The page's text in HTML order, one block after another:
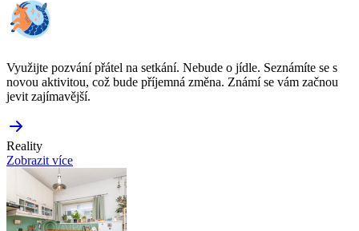
Využijte pozvání přátel na setkání. Nebude o jídle. Seznámíte se s
novou aktivitou, což bude příjemná změna. Známí se vám začnou
jevit zajímavější.
Reality
Zobrazit více